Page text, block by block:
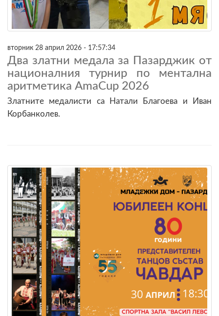
вторник 28 април 2026 - 17:57:34
Два златни медала за Пазарджик от
националния турнир по ментална
аритметика AmaCup 2026
Златните медалисти са Натали Благоева и Иван
Корбанколев.